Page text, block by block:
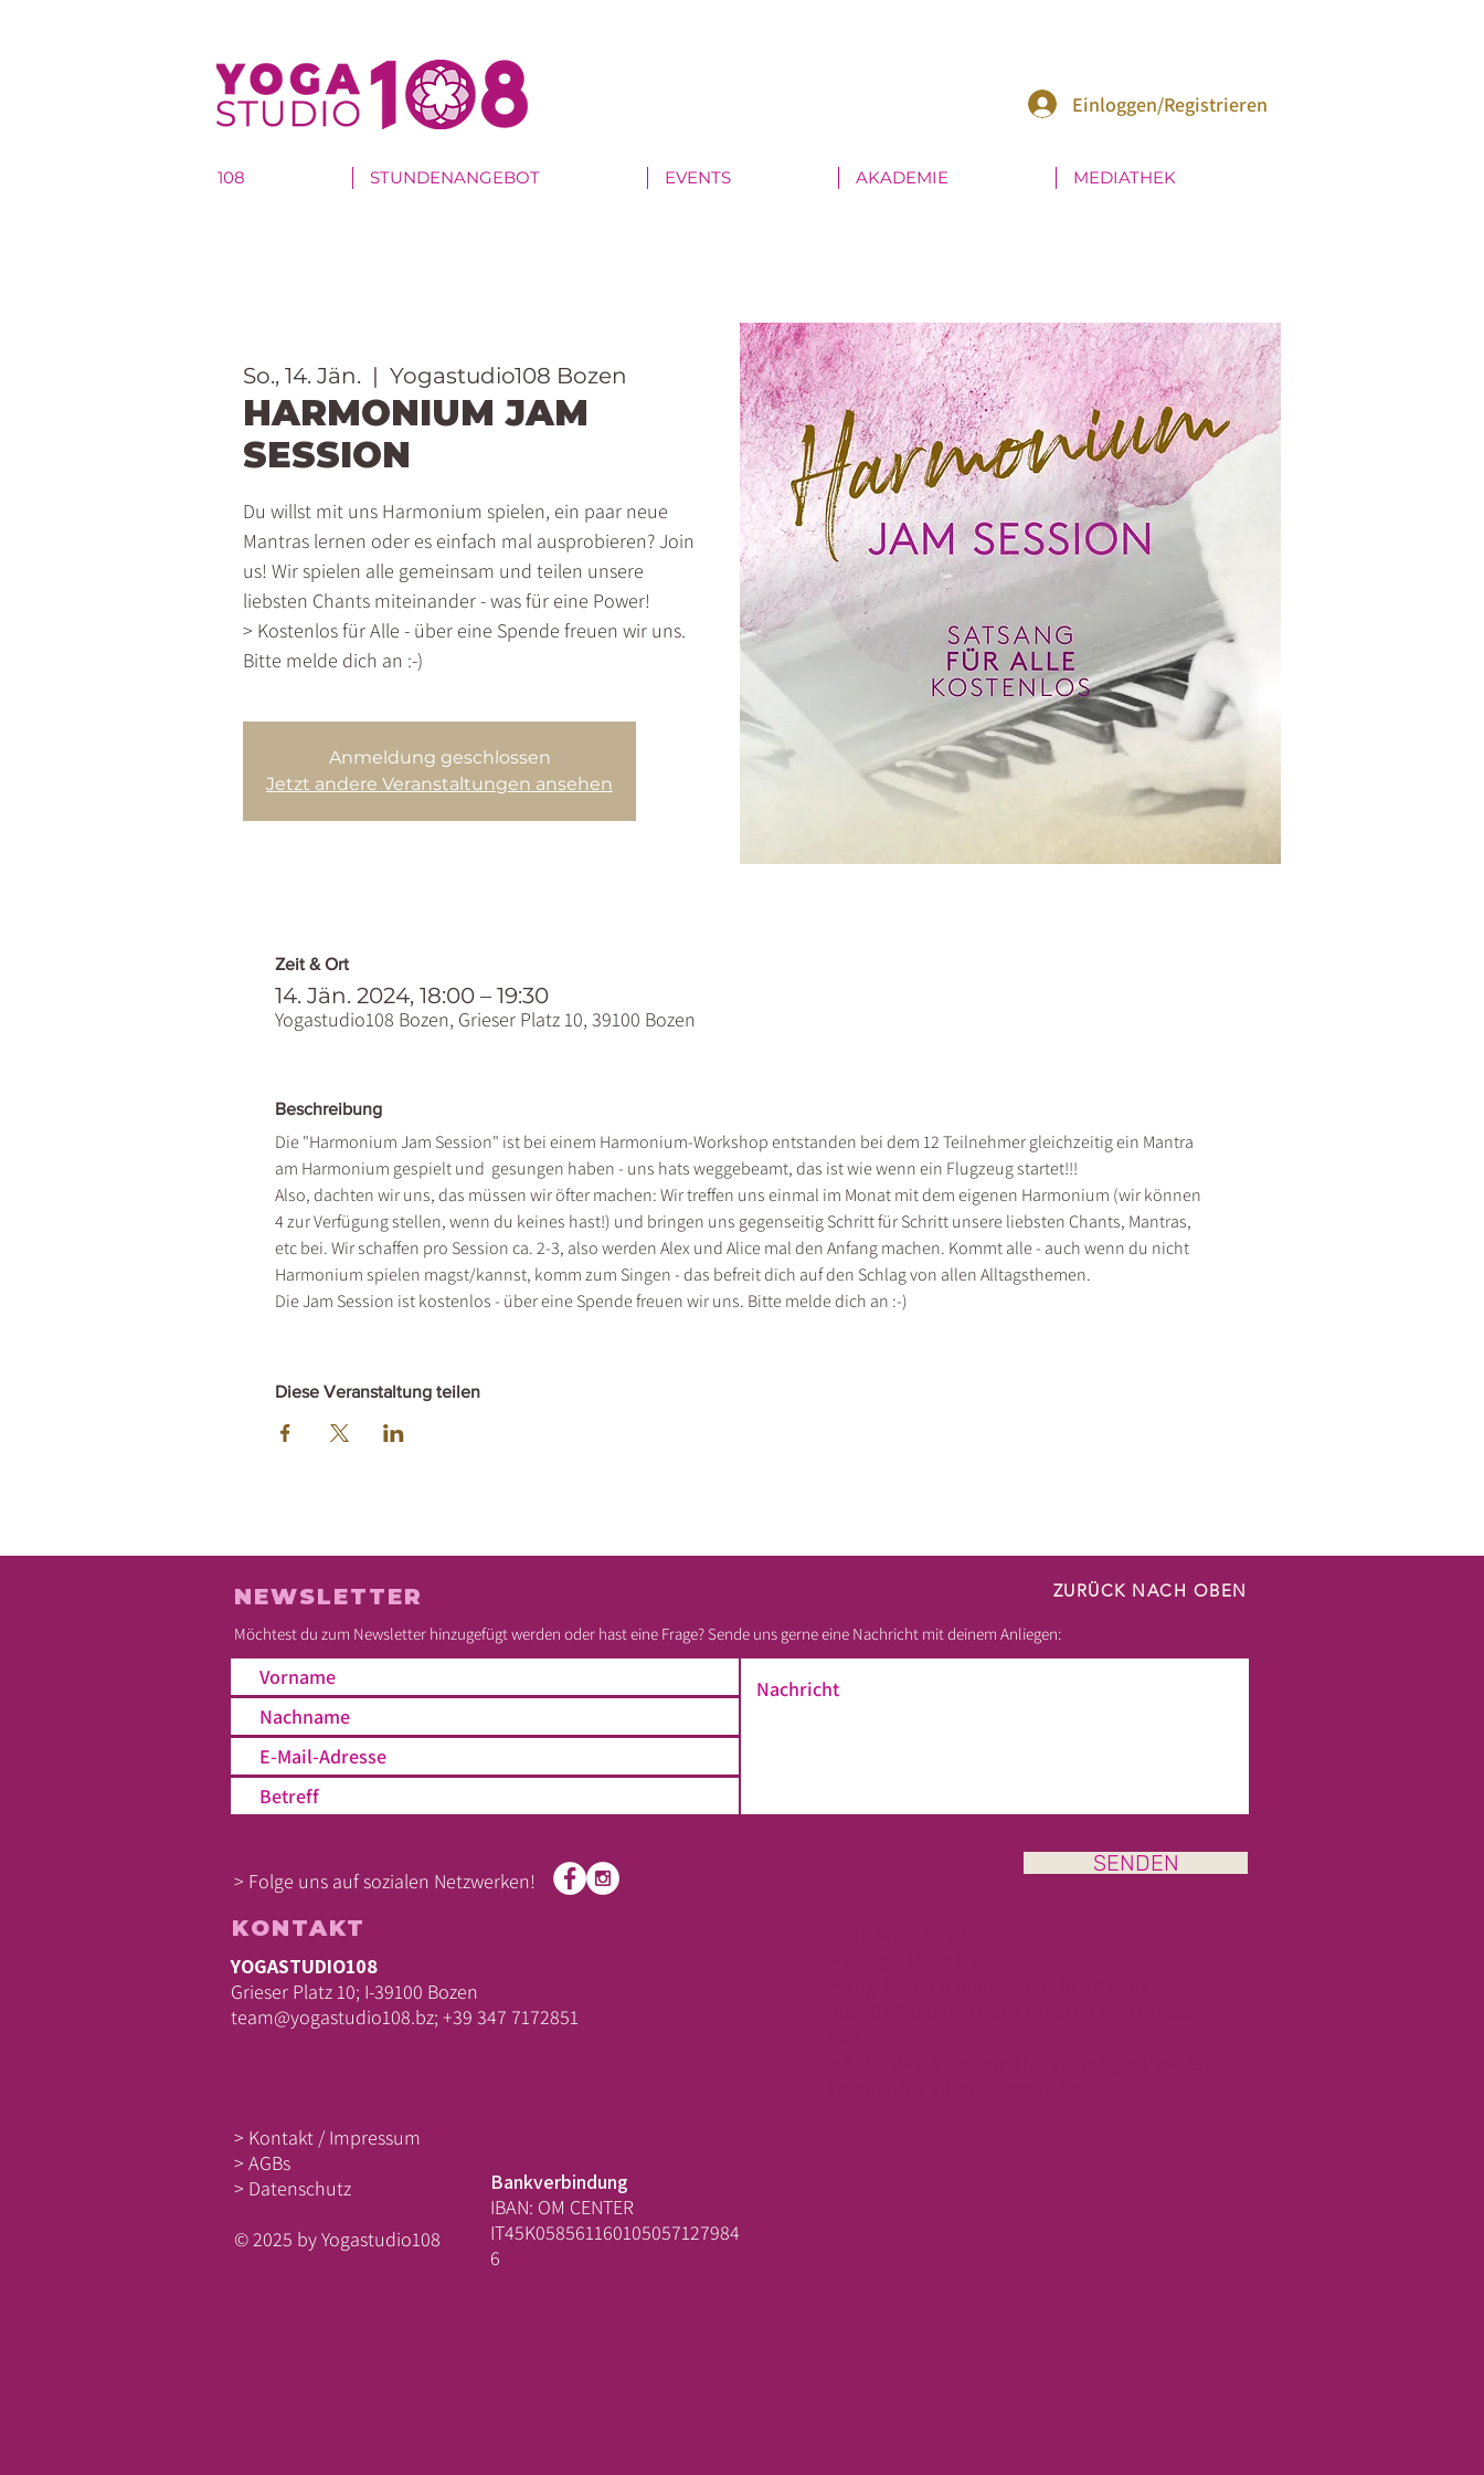
Einloggen/Registrieren
108 STUNDENANGEBOT EVENTS AKADEMIE MEDIATHEK
So., 14. Jän.
  |
Yogastudio108 Bozen
HARMONIUM JAM
SESSION
Du willst mit uns Harmonium spielen, ein paar neue
Mantras lernen oder es einfach mal ausprobieren? Join
us! Wir spielen alle gemeinsam und teilen unsere
liebsten Chants miteinander - was für eine Power!
> Kostenlos für Alle - über eine Spende freuen wir uns.
Bitte melde dich an :-)
Anmeldung geschlossen
Jetzt andere Veranstaltungen ansehen
Zeit & Ort
14. Jän. 2024, 18:00 – 19:30
Yogastudio108 Bozen, Grieser Platz 10, 39100 Bozen
Beschreibung
Die "Harmonium Jam Session" ist bei einem Harmonium-Workshop entstanden bei dem 12 Teilnehmer gleichzeitig ein Mantra
am Harmonium gespielt und  gesungen haben - uns hats weggebeamt, das ist wie wenn ein Flugzeug startet!!!
Also, dachten wir uns, das müssen wir öfter machen: Wir treffen uns einmal im Monat mit dem eigenen Harmonium (wir können
4 zur Verfügung stellen, wenn du keines hast!) und bringen uns gegenseitig Schritt für Schritt unsere liebsten Chants, Mantras,
etc bei. Wir schaffen pro Session ca. 2-3, also werden Alex und Alice mal den Anfang machen. Kommt alle - auch wenn du nicht
Harmonium spielen magst/kannst, komm zum Singen - das befreit dich auf den Schlag von allen Alltagsthemen.
Die Jam Session ist kostenlos - über eine Spende freuen wir uns. Bitte melde dich an :-)
Diese Veranstaltung teilen
NEWSLETTER ZURÜCK NACH OBEN
> Folge uns auf sozialen Netzwerken!
SENDEN
Möchtest du zum Newsletter hinzugefügt werden oder hast eine Frage? Sende uns gerne eine Nachricht mit deinem Anliegen:
KONTAKT
YOGASTUDIO108
Grieser Platz 10; I-39100 Bozen
team@yogastudio108.bz; +39 347 7172851
Bankverbindung
IBAN: OM CENTER
IT45K058561160105057127984
6
> Kontakt / Impressum
> AGBs
> Datenschutz
​© 2025 by Yogastudio108